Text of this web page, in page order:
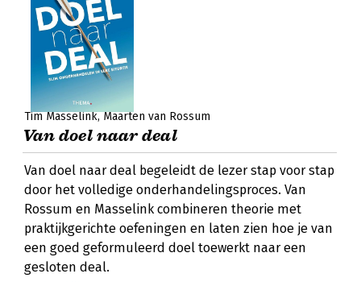
Tim Masselink Maarten van Rossum
Van doel naar deal
Van doel naar deal begeleidt de lezer stap voor stap
door het volledige onderhandelingsproces. Van
Rossum en Masselink combineren theorie met
praktijkgerichte oefeningen en laten zien hoe je van
een goed geformuleerd doel toewerkt naar een
gesloten deal.